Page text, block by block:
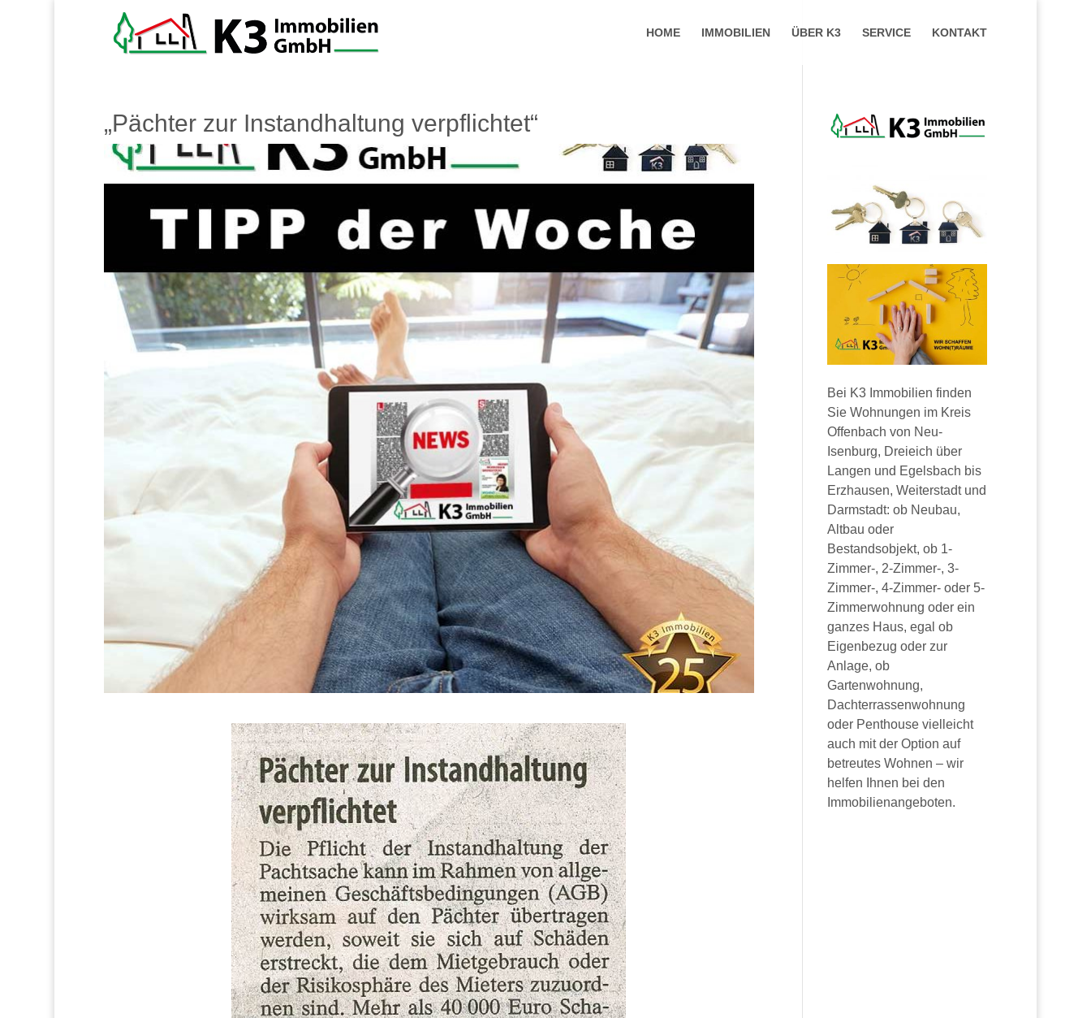
HOME IMMOBILIEN ÜBER K3 SERVICE KONTAKT
„Pächter zur Instandhaltung verpflichtet“
Bei K3 Immobilien finden
Sie Wohnungen im Kreis
Offenbach von Neu-
Isenburg, Dreieich über
Langen und Egelsbach bis
Erzhausen, Weiterstadt und
Darmstadt: ob Neubau,
Altbau oder
Bestandsobjekt, ob 1-
Zimmer-, 2-Zimmer-, 3-
Zimmer-, 4-Zimmer- oder 5-
Zimmerwohnung oder ein
ganzes Haus, egal ob
Eigenbezug oder zur
Anlage, ob
Gartenwohnung,
Dachterrassenwohnung
oder Penthouse vielleicht
auch mit der Option auf
betreutes Wohnen – wir
helfen Ihnen bei den
Immobilienangeboten.